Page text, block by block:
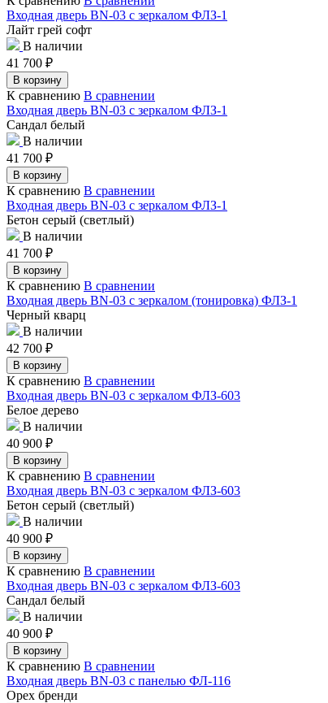
Входная дверь BN-03 с зеркалом ФЛЗ-1
Лайт грей софт
В наличии
41 700 ₽
В корзину
К сравнению В сравнении
Входная дверь BN-03 с зеркалом ФЛЗ-1
Сандал белый
В наличии
41 700 ₽
В корзину
К сравнению В сравнении
Входная дверь BN-03 с зеркалом ФЛЗ-1
Бетон серый (светлый)
В наличии
41 700 ₽
В корзину
К сравнению В сравнении
Входная дверь BN-03 с зеркалом (тонировка) ФЛЗ-1
Черный кварц
В наличии
42 700 ₽
В корзину
К сравнению В сравнении
Входная дверь BN-03 с зеркалом ФЛЗ-603
Белое дерево
В наличии
40 900 ₽
В корзину
К сравнению В сравнении
Входная дверь BN-03 с зеркалом ФЛЗ-603
Бетон серый (светлый)
В наличии
40 900 ₽
В корзину
К сравнению В сравнении
Входная дверь BN-03 с зеркалом ФЛЗ-603
Сандал белый
В наличии
40 900 ₽
В корзину
К сравнению В сравнении
Входная дверь BN-03 с панелью ФЛ-116
Орех бренди